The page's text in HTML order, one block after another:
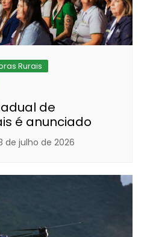
Rurais
de
é anunciado
de julho de 2026